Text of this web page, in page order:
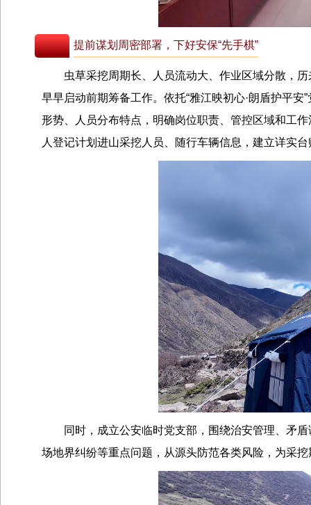
提前谋划周密部署，下好安保“先手棋”
虫草采挖周期长、人员流动大、作业区域分散，
早早启动前期筹备工作。依托“雅江映初心·朗盾护平
形势、人员分布特点，明确岗位职责、管控区域和工
人登记计划进山采挖人员、随行车辆信息，建立详实
同时，成立公安临时党支部，围绕治安管理、矛
场地界纠纷等重点问题，从源头防范各类风险，为采